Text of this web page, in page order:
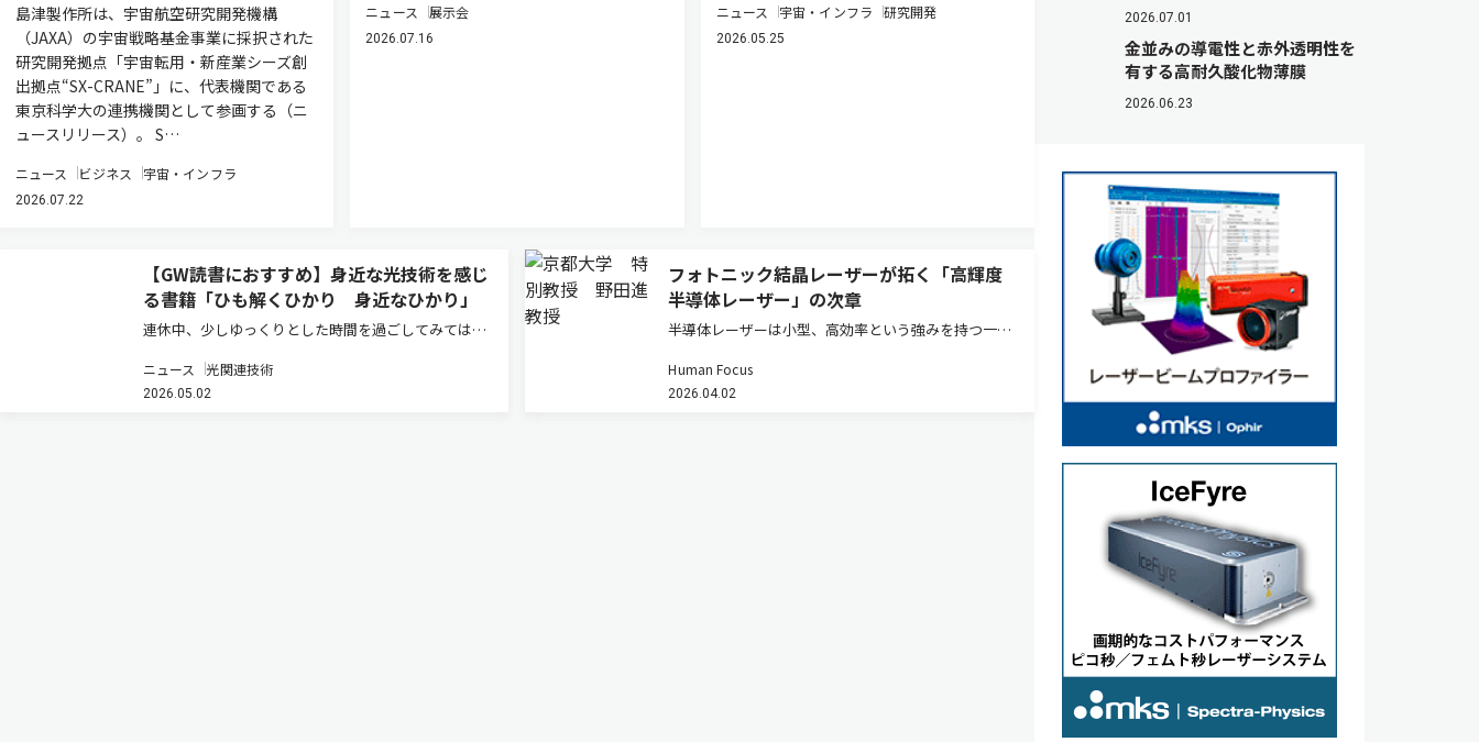
島津製作所は、宇宙航空研究開発機構
（JAXA）の宇宙戦略基金事業に採択された
研究開発拠点「宇宙転用・新産業シーズ創
出拠点“SX-CRANE”」に、代表機関である
東京科学大の連携機関として参画する（ニ
ュースリリース）。 S…
ニュース ビジネス 宇宙・インフラ
2026.07.22
ニュース 展示会
2026.07.16
ニュース 宇宙・インフラ 研究開発
2026.05.25
【GW読書におすすめ】身近な光技術を感じ
る書籍「ひも解くひかり 身近なひかり」
連休中、少しゆっくりとした時間を過ごしてみてはい
生命の営み――私たちの身の回りには、あらゆるところに
光がある。日常では当たり前に受け止めている現象
ニュース 光関連技術
2026.05.02
フォトニック結晶レーザーが拓く「高輝度
半導体レーザー」の次章
半導体レーザーは小型、高効率という強みを持つ一方
という壁があった。フォトニック結晶レーザーはその
常識を塗り替えつつある。その研究の先駆者である京
Human Focus
2026.04.02
2026.07.01
金並みの導電性と赤外透明性を
有する高耐久酸化物薄膜
2026.06.23